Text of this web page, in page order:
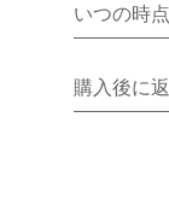
いつの時
購入後に